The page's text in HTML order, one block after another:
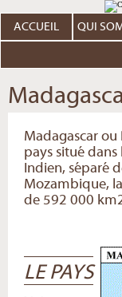
au
contenu.
Aller
personnels
ACCUEIL QUI
Madagascar ou
pays situé
Indien, séparé
Mozambique,
de 592 000
LE PAYS